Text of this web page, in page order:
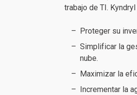
trabajo de TI. Kyndryl
Proteger su
Simplificar la
nube.
Maximizar la
Incrementar la